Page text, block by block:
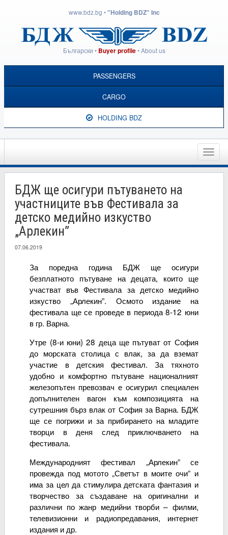
www.bdz.bg •"Holding BDZ" Inc
Български • Buyer profile•About us
PASSENGERS
CARGO
HOLDING BDZ
Toggle
БДЖ ще осигури пътуването на
участниците във Фестивала за
детско медийно изкуство
„Арлекин”
07.06.2019
За поредна година БДЖ ще осигури
безплатното пътуване на децата, които ще
участват във Фестивала за детско медийно
изкуство „Арлекин”. Осмото издание на
фестивала ще се проведе в периода 8-12 юни
в гр. Варна.
Утре (8-и юни) 28 деца ще пътуват от София
до морската столица с влак, за да вземат
участие в детския фестивал. За тяхното
удобно и комфортно пътуване националният
железопътен превозвач е осигурил специален
допълнителен вагон към композицията на
сутрешния бърз влак от София за Варна. БДЖ
ще се погрижи и за прибирането на младите
творци в деня след приключването на
фестивала.
Международният фестивал „Арлекин” се
провежда под мотото „Светът в моите очи” и
има за цел да стимулира детската фантазия и
творчество за създаване на оригинални и
различни по жанр медийни творби – филми,
телевизионни и радиопредавания, интернет
издания и др.